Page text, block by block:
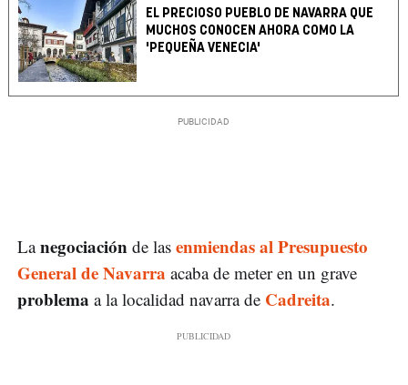
EL PRECIOSO PUEBLO DE NAVARRA QUE
MUCHOS CONOCEN AHORA COMO LA
'PEQUEÑA VENECIA'
Lanegociación de las enmiendas al Presupuesto
General de Navarra acaba de meter en un grave
problema a la localidad navarra de Cadreita.